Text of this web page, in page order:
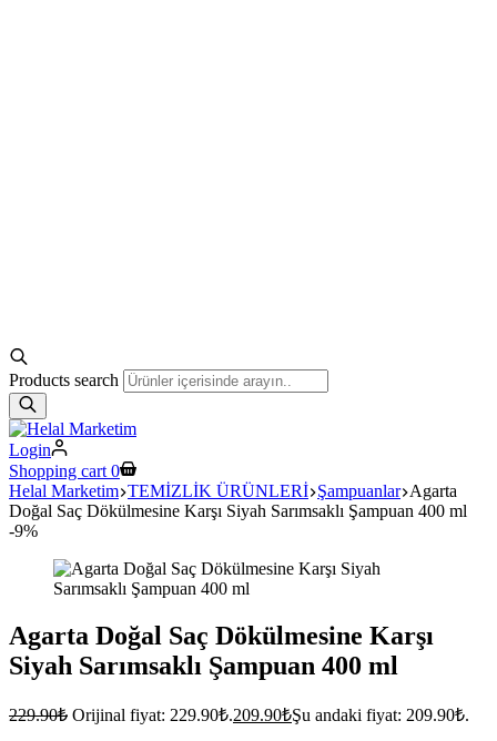
Products search
Login
Shopping cart 0
Helal Marketim TEMİZLİK ÜRÜNLERİ Şampuanlar Agarta
Doğal Saç Dökülmesine Karşı Siyah Sarımsaklı Şampuan 400 ml
-9%
Agarta Doğal Saç Dökülmesine Karşı
Siyah Sarımsaklı Şampuan 400 ml
229.90₺ Orijinal fiyat: 229.90₺.209.90₺Şu andaki fiyat: 209.90₺.